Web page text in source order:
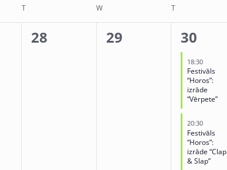
T W T
0
28
0
29
2
events,
30
18:30
Festivāls
“Horos”:
izrāde
“Vērpete”
20:30
Festivāls
“Horos”:
izrāde “Clap
& Slap”